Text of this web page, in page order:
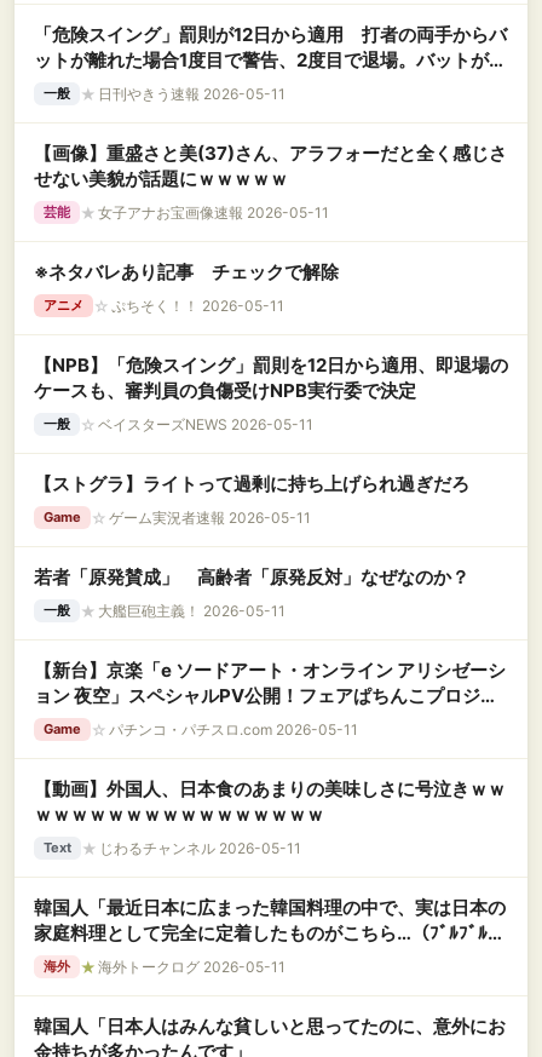
「危険スイング」罰則が12日から適用 打者の両手からバ
ットが離れた場合1度目で警告、2度目で退場。バットが他
者に直接当たった場合は即退場
一般 ★ 日刊やきう速報 2026-05-11
【画像】重盛さと美(37)さん、アラフォーだと全く感じさ
せない美貌が話題にｗｗｗｗｗ
芸能 ★ 女子アナお宝画像速報 2026-05-11
※ネタバレあり記事 チェックで解除
アニメ ☆ ぷちそく！！ 2026-05-11
【NPB】「危険スイング」罰則を12日から適用、即退場の
ケースも、審判員の負傷受けNPB実行委で決定
一般 ☆ ベイスターズNEWS 2026-05-11
【ストグラ】ライトって過剰に持ち上げられ過ぎだろ
Game ☆ ゲーム実況者速報 2026-05-11
若者「原発賛成」 高齢者「原発反対」なぜなのか？
一般 ★ 大艦巨砲主義！ 2026-05-11
【新台】京楽「e ソードアート・オンライン アリシゼーシ
ョン 夜空」スペシャルPV公開！フェアぱちんこプロジェ
クト第一弾！エンターテインメントは蘇る！！
Game ☆ パチンコ・パチスロ.com 2026-05-11
【動画】外国人、日本食のあまりの美味しさに号泣きｗｗ
ｗｗｗｗｗｗｗｗｗｗｗｗｗｗｗｗ
Text ★ じわるチャンネル 2026-05-11
韓国人「最近日本に広まった韓国料理の中で、実は日本の
家庭料理として完全に定着したものがこちら…（ﾌﾞﾙﾌﾞﾙ」
＝韓国の反応
海外 ★ 海外トークログ 2026-05-11
韓国人「日本人はみんな貧しいと思ってたのに、意外にお
金持ちが多かったんです」